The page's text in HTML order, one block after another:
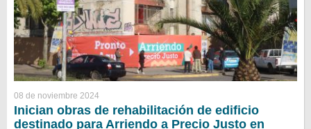
08 de noviembre 2024
Inician obras de rehabilitación de edificio
destinado para Arriendo a Precio Justo en